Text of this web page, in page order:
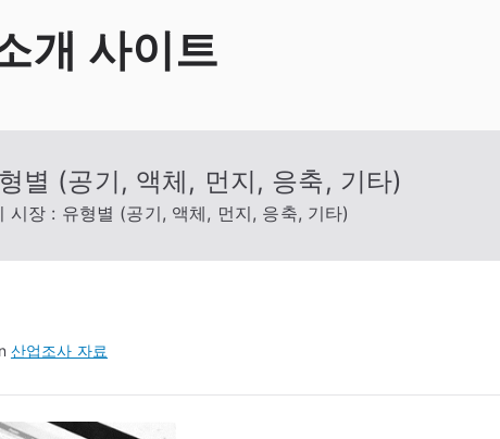
개 사이트
별 (공기, 액체, 먼지, 응축, 기타)
시장 : 유형별 (공기, 액체, 먼지, 응축, 기타)
산업조사 자료